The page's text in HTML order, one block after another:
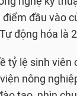
đầu vào
động hóa là
tỷ lệ sinh viên
nông